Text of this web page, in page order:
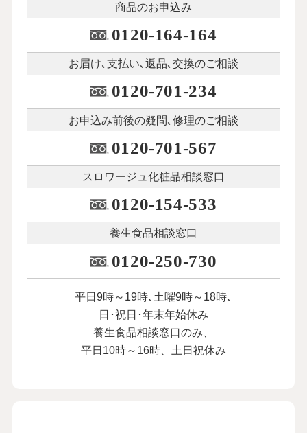
商品のお申込み
0120-164-164
お届け､支払い､ 返品､交換のご相談
0120-701-234
お申込み前後の疑問､修理のご相談
0120-701-567
スロワージュ化粧品相談窓口
0120-154-533
養生食品相談窓口
0120-250-730
平日9時～19時､土曜9時～18時､
日･祝日･年末年始休み
養生食品相談窓口のみ、
平日10時～16時、土日祝休み